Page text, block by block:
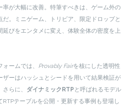
率が大幅に改善。特筆すべきは、ゲーム外の
だ。ミニゲーム、トリビア、限定ドロップと
延びをエンタメに変え、体験全体の密度を上
ームでは、 Provably Fairを核にした透明性
ザーはハッシュとシードを用いて結果検証が
らに、 ダイナミックRTP と呼ばれるモデル
テーブルを公開・更新する事例も登場し